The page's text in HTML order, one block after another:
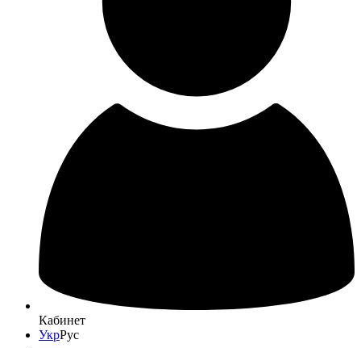
Кабинет
УкрРус